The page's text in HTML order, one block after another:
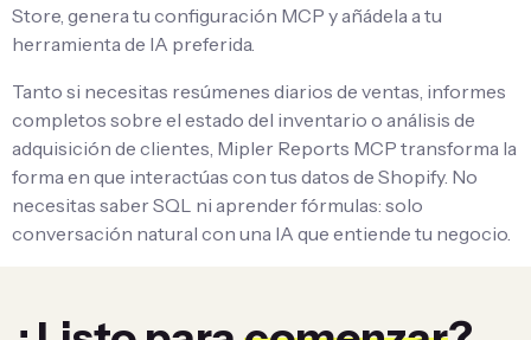
Store, genera tu configuración MCP y añádela a tu
herramienta de IA preferida.
Tanto si necesitas resúmenes diarios de ventas, informes
completos sobre el estado del inventario o análisis de
adquisición de clientes, Mipler Reports MCP transforma la
forma en que interactúas con tus datos de Shopify. No
necesitas saber SQL ni aprender fórmulas: solo
conversación natural con una IA que entiende tu negocio.